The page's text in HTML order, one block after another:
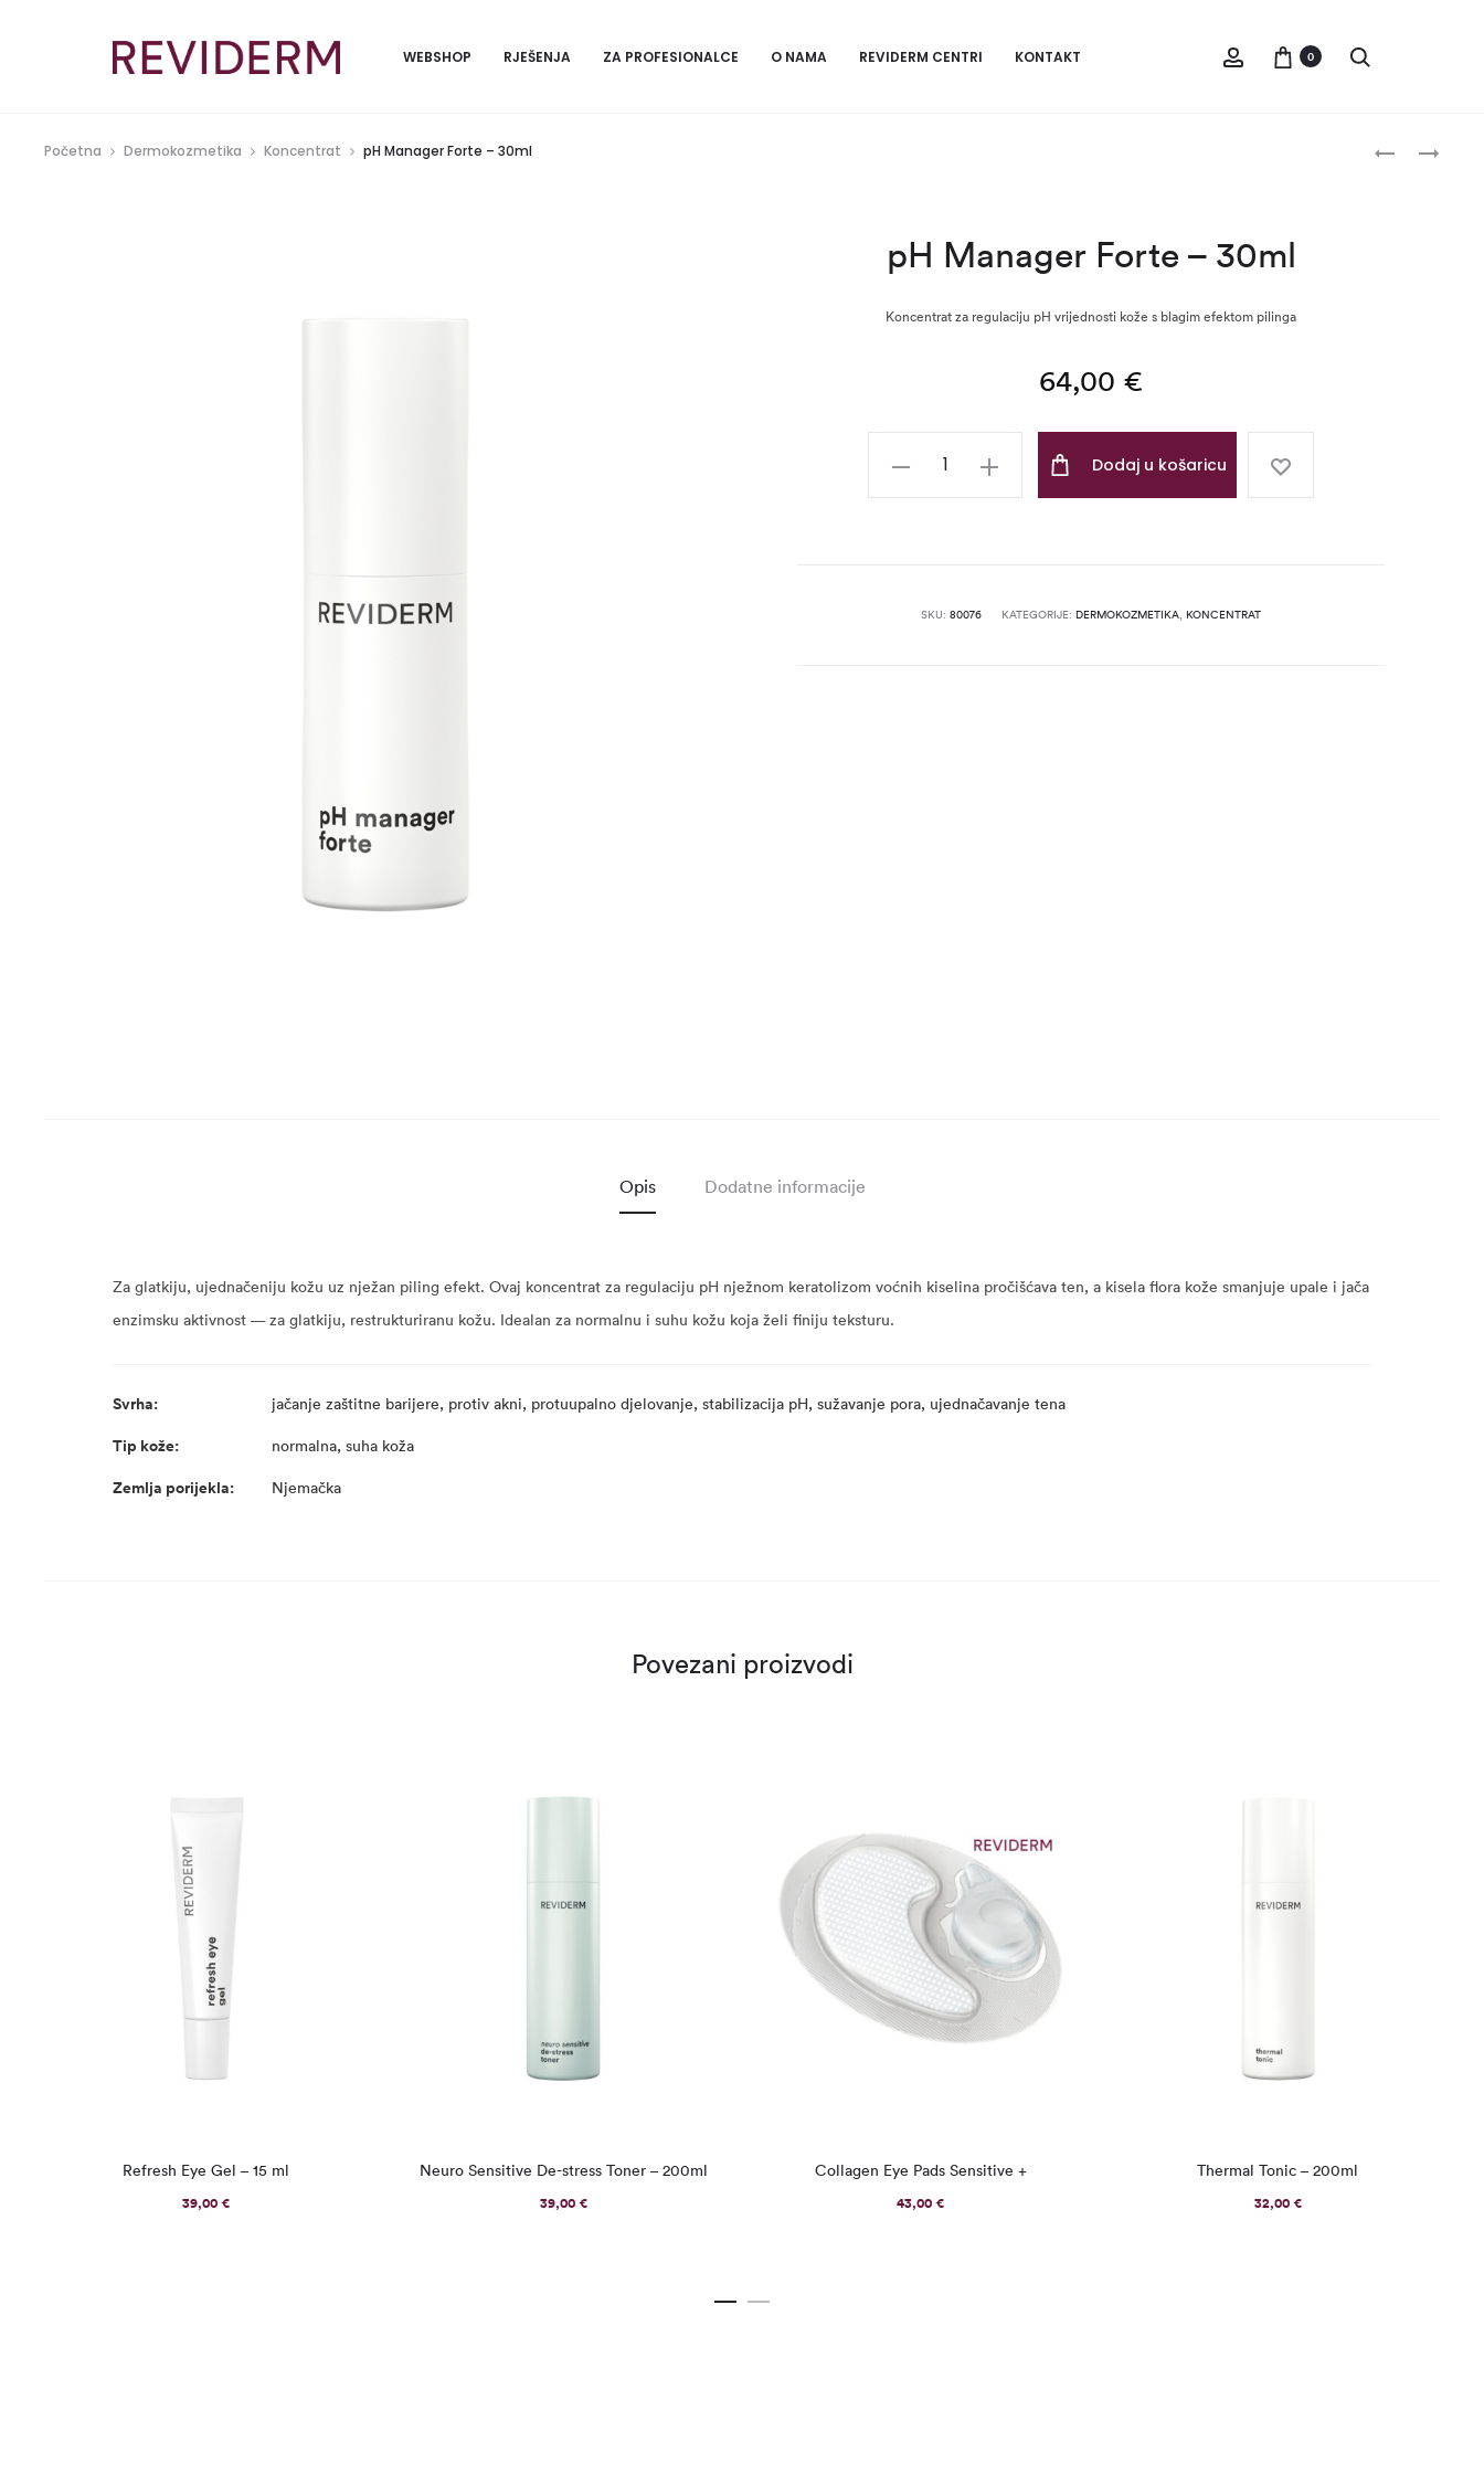
WEBSHOP RJEŠENJA ZA PROFESIONALCE O NAMA REVIDERM CENTRI KONTAKT Account 0
HYDRO2
Početna Dermokozmetika Koncentrat pH Manager Forte – 30ml
pH Manager Forte – 30ml
Koncentrat za regulaciju pH vrijednosti kože s blagim efektom pilinga
64,00 €
količina
Dodaj u košaricu
SKU: 80076 KATEGORIJE: DERMOKOZMETIKA, KONCENTRAT
Opis Dodatne informacije
Za glatkiju, ujednačeniju kožu uz nježan piling efekt. Ovaj koncentrat za regulaciju pH nježnom keratolizom voćnih kiselina pročišćava ten, a kisela flora kože smanjuje upale i jača
enzimsku aktivnost — za glatkiju, restrukturiranu kožu. Idealan za normalnu i suhu kožu koja želi finiju teksturu.
Svrha: jačanje zaštitne barijere, protiv akni, protuupalno djelovanje, stabilizacija pH, sužavanje pora, ujednačavanje tena
Tip kože: normalna, suha koža
Zemlja porijekla: Njemačka
Povezani proizvodi
Refresh Eye Gel – 15 ml
39,00€
Neuro Sensitive De-stress Toner – 200ml
39,00€
Collagen Eye Pads Sensitive +
43,00€
Thermal Tonic – 200ml
32,00€